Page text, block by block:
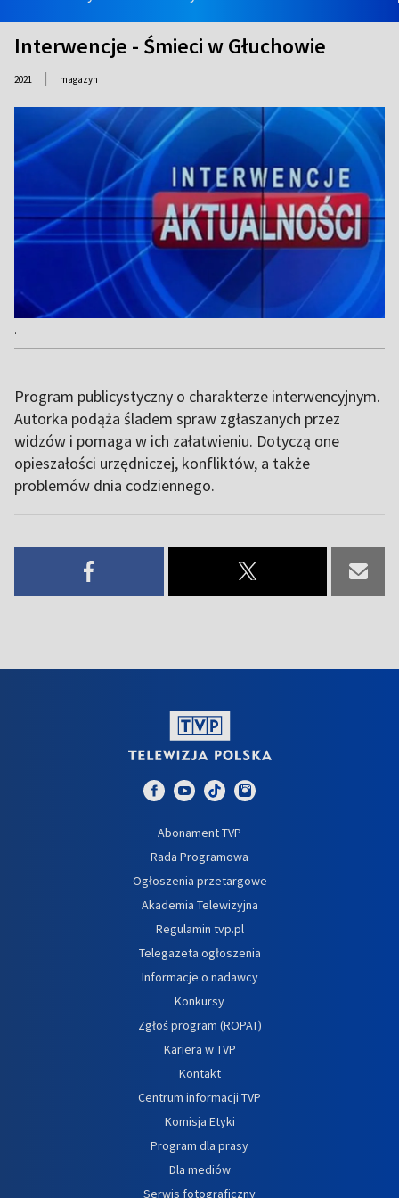
Interwencje - Śmieci w Głuchowie
2021 | magazyn
.
Program publicystyczny o charakterze interwencyjnym.
Autorka podąża śladem spraw zgłaszanych przez
widzów i pomaga w ich załatwieniu. Dotyczą one
opieszałości urzędniczej, konfliktów, a także
problemów dnia codziennego.
Abonament TVP
Rada Programowa
Ogłoszenia przetargowe
Akademia Telewizyjna
Regulamin tvp.pl
Telegazeta ogłoszenia
Informacje o nadawcy
Konkursy
Zgłoś program (ROPAT)
Kariera w TVP
Kontakt
Centrum informacji TVP
Komisja Etyki
Program dla prasy
Dla mediów
Serwis fotograficzny